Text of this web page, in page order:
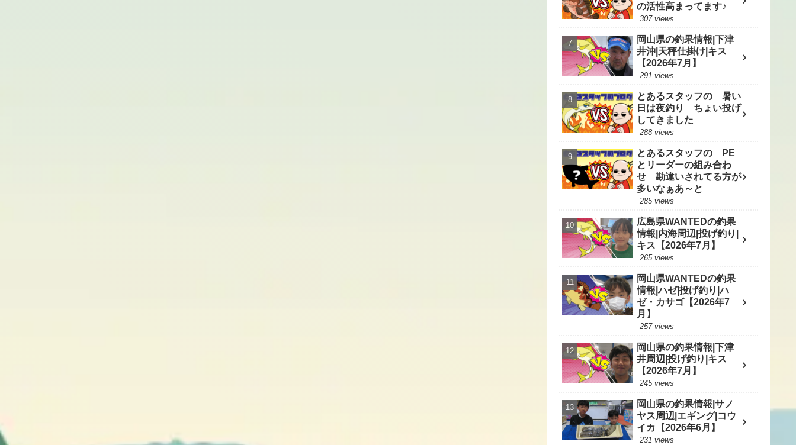
の活性高まってます♪
307 views
岡山県の釣果情報|下津
井沖|天秤仕掛け|キス
【2026年7月】
291 views
とあるスタッフの 暑い
日は夜釣り ちょい投げ
してきました
288 views
とあるスタッフの PE
とリーダーの組み合わ
せ 勘違いされてる方が
多いなぁあ～と
285 views
広島県WANTEDの釣果
情報|内海周辺|投げ釣り|
キス【2026年7月】
265 views
岡山県WANTEDの釣果
情報|ハゼ|投げ釣り|ハ
ゼ・カサゴ【2026年7
月】
257 views
岡山県の釣果情報|下津
井周辺|投げ釣り|キス
【2026年7月】
245 views
岡山県の釣果情報|サノ
ヤス周辺|エギング|コウ
イカ【2026年6月】
231 views